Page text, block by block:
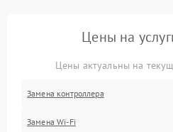
Цены на
Цены актуальны на
Замена контроллера
Замена Wi-Fi